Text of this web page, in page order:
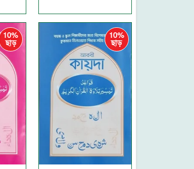
10%
ছাড়
10%
ছাড়